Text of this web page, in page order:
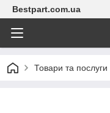
Bestpart.com.ua
Товари та послуги